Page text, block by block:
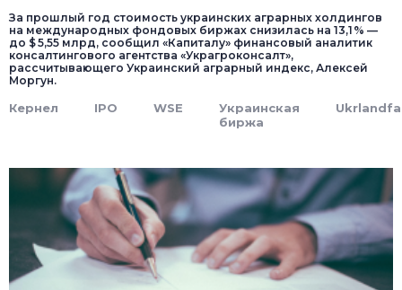
За прошлый год стоимость украинских аграрных холдингов
на международных фондовых биржах снизилась на 13,1 % —
до $ 5,55 млрд, сообщил «Капиталу» финансовый аналитик
консалтингового агентства «Украгроконсалт»,
рассчитывающего Украинский аграрный индекс, Алексей
Моргун.
Кернел IPO WSE
Украинская
биржа